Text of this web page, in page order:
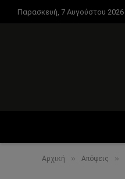
Παρασκευή, 7 Αυγούστου 2026
Αρχική » Απόψεις »